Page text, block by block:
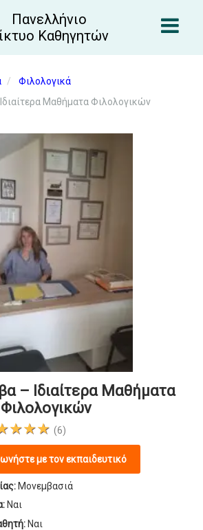
Πανελλήνιο
Καθηγητών
Φιλολογικά
Μαθήματα Φιλολογικών
– Ιδιαίτερα Μαθήματα
Φιλολογικών
(6)
με τον εκπαιδευτικό
Μονεμβασιά
Ναι
Ναι